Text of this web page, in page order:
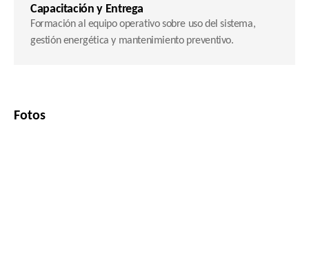
Capacitación y Entrega
Formación al equipo operativo sobre uso del sistema,
gestión energética y mantenimiento preventivo.
Fotos